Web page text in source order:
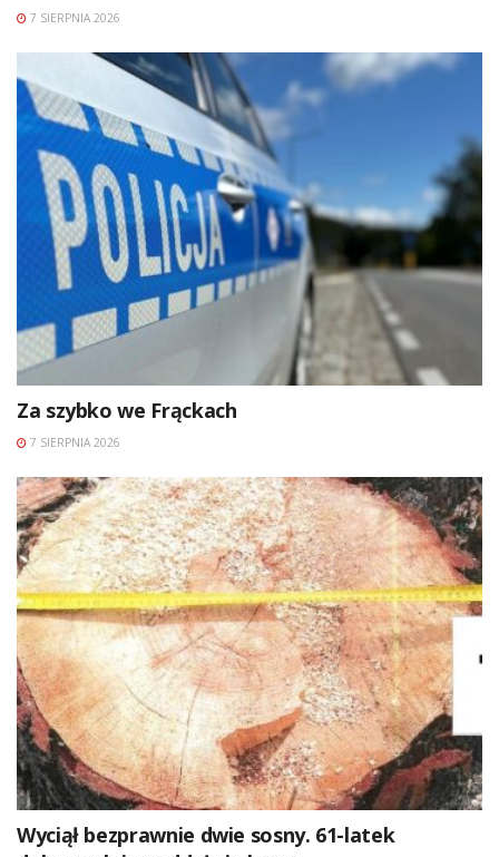
7 SIERPNIA 2026
Za szybko we Frąckach
7 SIERPNIA 2026
Wyciął bezprawnie dwie sosny. 61-latek